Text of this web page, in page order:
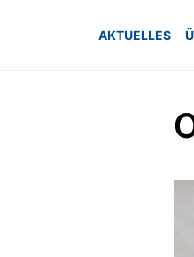
AKTUELLES